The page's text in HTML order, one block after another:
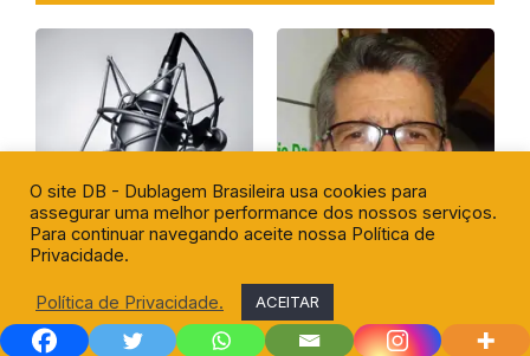
Leitura de Título
Ricardo Mariano
Dublasievicz
O site DB - Dublagem Brasileira usa cookies para
assegurar uma melhor performance dos nossos serviços.
Para continuar navegando aceite nossa Política de
Privacidade.
Política de Privacidade. ACEITAR